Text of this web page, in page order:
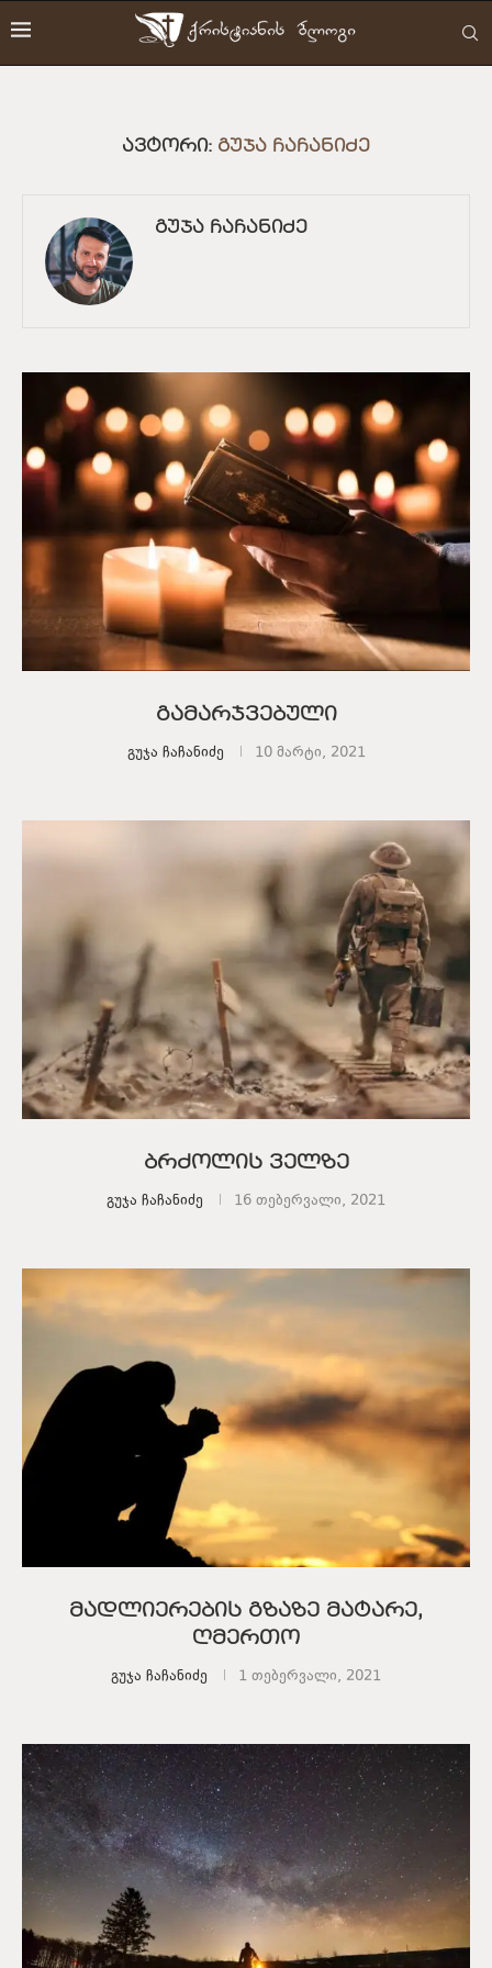
ᲐᲕᲢᲝᲠᲘ: ᲒᲣᲯᲐ ᲩᲐᲩᲐᲜᲘᲫᲔ
ᲒᲣᲯᲐ ᲩᲐᲩᲐᲜᲘᲫᲔ
გამარჯვებული
გუჯა ჩაჩანიძე 10 მარტი, 2021
ბრძოლის ველზე
გუჯა ჩაჩანიძე 16 თებერვალი, 2021
მადლიერების გზაზე მატარე,
ღმერთო
გუჯა ჩაჩანიძე 1 თებერვალი, 2021